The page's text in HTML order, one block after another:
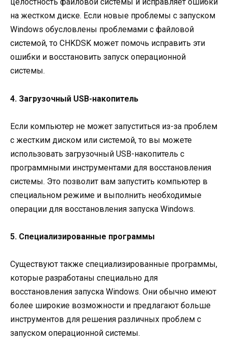
целостность файловой системы и исправляет ошибки
на жестком диске. Если новые проблемы с запуском
Windows обусловлены проблемами с файловой
системой, то CHKDSK может помочь исправить эти
ошибки и восстановить запуск операционной
системы.
4. Загрузочный USB-накопитель
Если компьютер не может запуститься из-за проблем
с жестким диском или системой, то вы можете
использовать загрузочный USB-накопитель с
программными инструментами для восстановления
системы. Это позволит вам запустить компьютер в
специальном режиме и выполнить необходимые
операции для восстановления запуска Windows.
5. Специализированные программы
Существуют также специализированные программы,
которые разработаны специально для
восстановления запуска Windows. Они обычно имеют
более широкие возможности и предлагают больше
инструментов для решения различных проблем с
запуском операционной системы.